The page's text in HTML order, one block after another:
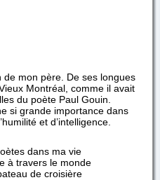
mon père. De ses longues
Montréal, comme il avait
du poète Paul Gouin.
si grande importance dans
et d’intelligence.
dans ma vie
à travers le monde
de croisière